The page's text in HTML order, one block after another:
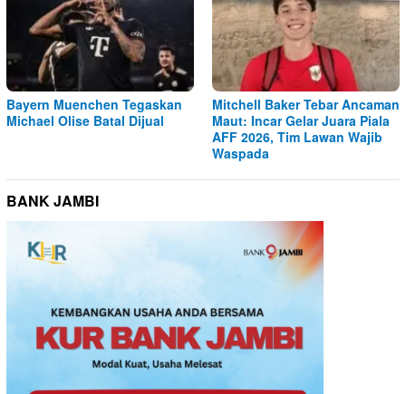
Bayern Muenchen Tegaskan
Michael Olise Batal Dijual
Mitchell Baker Tebar Ancaman
Maut: Incar Gelar Juara Piala
AFF 2026, Tim Lawan Wajib
Waspada
BANK JAMBI